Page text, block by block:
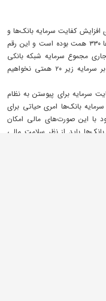
افزایش کفایت سرمایه بانک‌ها و
اشاره کرد و گفت: در سال ۱۴۰۱ مجموع سرمایه بانک‌ها ۳۳۰ همت بوده است و این رقم
سال جاری مجموع سرمایه شبکه بانکی
باید به ۱۲۰۰ همت برسد. تا پایان سال ۱۴۰۴ بانک بر سرمایه زیر ۲۰ همتی نخواهیم
سرمایه برای پیوستن به نظام
بانک‌ها امری حیاتی برای
با این صورت‌های مالی امکان
باید از نظر سلامت مالی